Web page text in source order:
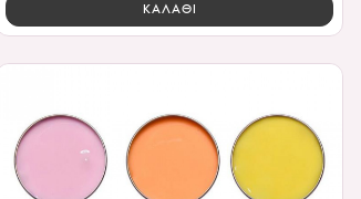
ΚΑΛΑΘΙ